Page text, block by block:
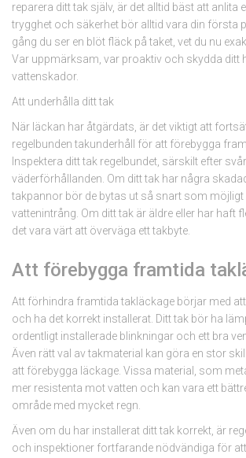
reparera ditt tak själv, är det alltid bäst att anlita
trygghet och säkerhet bör alltid vara din första
gång du ser en blöt fläck på taket, vet du nu
Var uppmärksam, var proaktiv och skydda ditt
vattenskador.
Att underhålla ditt tak
När läckan har åtgärdats, är det viktigt att
regelbunden takunderhåll för att förebygga
Inspektera ditt tak regelbundet, särskilt efter
väderförhållanden. Om ditt tak har några
takpannor bör de bytas ut så snart som
vattenintrång. Om ditt tak är äldre eller har haft
det vara värt att överväga ett takbyte.
Att förebygga framtida
Att förhindra framtida takläckage börjar med
och ha det korrekt installerat. Ditt tak bör ha
ordentligt installerade blinkningar och ett bra
Även rätt val av takmaterial kan göra en stor
att förebygga läckage. Vissa material, som
mer resistenta mot vatten och kan vara ett
område med mycket regn.
Även om du har installerat ditt tak korrekt, är
och inspektioner fortfarande nödvändiga för